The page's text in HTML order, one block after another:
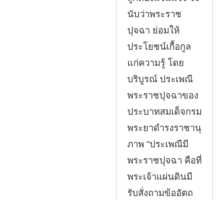
นับว่าพระราช
ปุจฉา ย่อมให้
ประโยชน์เกื้อกูล
แก่ความรู้ โดย
บริบูรณ์ ประเพณี
พระราชปุจฉาของ
ประบาทสมเด็จกรม
พระยาดำรงราชานุ
ภาพ “ประเพณีมี
พระราชปุจฉา คือที่
พระเจ้าแผ่นดินมี
รับสั่งถามข้ออัตถ